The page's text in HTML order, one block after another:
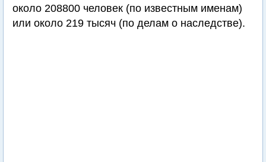
около 208800 человек (по известным именам)
или около 219 тысяч (по делам о наследстве).